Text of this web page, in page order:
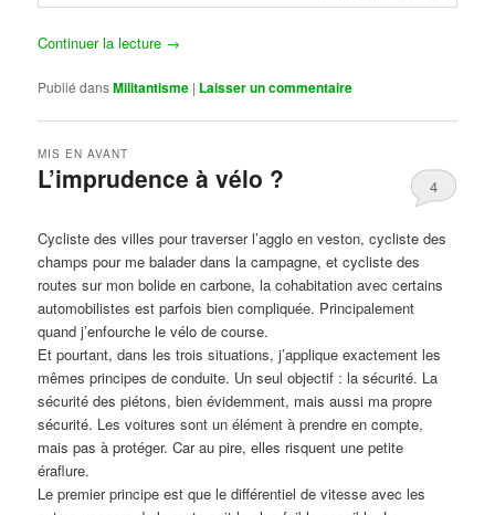
Continuer la lecture →
Publié dansMilitantisme | Laisser un commentaire
L’imprudence à vélo ?
MIS EN AVANT
4
Cycliste des villes pour traverser l’agglo en veston, cycliste des
champs pour me balader dans la campagne, et cycliste des
routes sur mon bolide en carbone, la cohabitation avec certains
automobilistes est parfois bien compliquée. Principalement
quand j’enfourche le vélo de course.
Et pourtant, dans les trois situations, j’applique exactement les
mêmes principes de conduite. Un seul objectif : la sécurité. La
sécurité des piétons, bien évidemment, mais aussi ma propre
sécurité. Les voitures sont un élément à prendre en compte,
mais pas à protéger. Car au pire, elles risquent une petite
éraflure.
Le premier principe est que le différentiel de vitesse avec les